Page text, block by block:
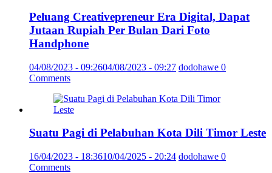
Peluang Creativepreneur Era Digital, Dapat
Jutaan Rupiah Per Bulan Dari Foto
Handphone
04/08/2023 - 09:2604/08/2023 - 09:27 dodohawe 0
Comments
Suatu Pagi di Pelabuhan Kota Dili Timor Leste
16/04/2023 - 18:3610/04/2025 - 20:24 dodohawe 0
Comments